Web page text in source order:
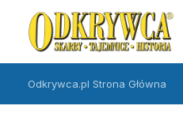
Odkrywca.pl Strona Główna